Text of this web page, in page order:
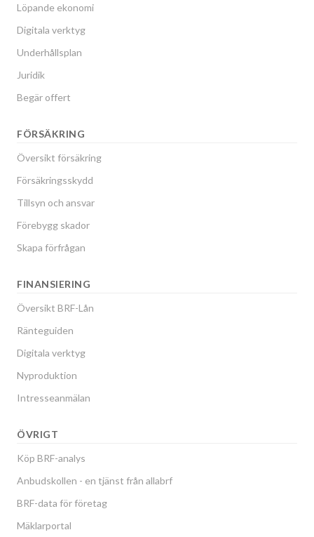
Löpande ekonomi
Digitala verktyg
Underhållsplan
Juridik
Begär offert
FÖRSÄKRING
Översikt försäkring
Försäkringsskydd
Tillsyn och ansvar
Förebygg skador
Skapa förfrågan
FINANSIERING
Översikt BRF-Lån
Ränteguiden
Digitala verktyg
Nyproduktion
Intresseanmälan
ÖVRIGT
Köp BRF-analys
Anbudskollen - en tjänst från allabrf
BRF-data för företag
Mäklarportal